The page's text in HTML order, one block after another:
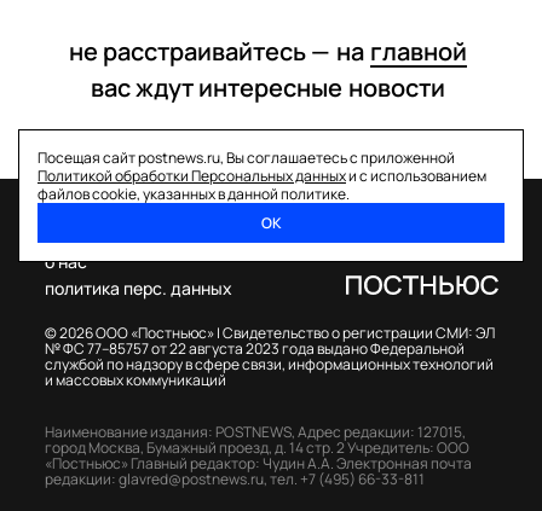
не расстраивайтесь — на главной
вас ждут интересные новости
Посещая сайт postnews.ru, Вы соглашаетесь с приложенной
Политикой обработки Персональных данныхи с использованием
файлов cookie, указанных в данной политике.
ОК
© 2026 ООО «Постньюс» |Свидетельство о регистрации СМИ: ЭЛ
№ ФС 77–85757 от 22 августа 2023 года выдано Федеральной
службой по надзору в сфере связи, информационных технологий
и массовых коммуникаций
о нас
политика перс. данных
Наименование издания: POSTNEWS,Адрес редакции: 127015,
город Москва, Бумажный проезд, д. 14 стр. 2Учредитель: ООО
«Постньюс» Главный редактор: Чудин А.А.Электронная почта
редакции:glavred@postnews.ru,тел. +7 (495) 66-33-811